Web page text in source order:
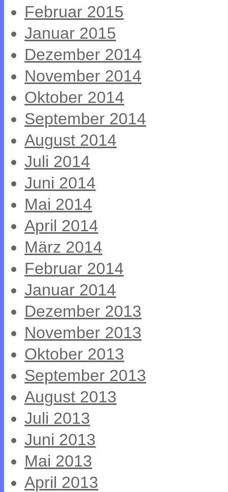
Februar 2015
Januar 2015
Dezember 2014
November 2014
Oktober 2014
September 2014
August 2014
Juli 2014
Juni 2014
Mai 2014
April 2014
März 2014
Februar 2014
Januar 2014
Dezember 2013
November 2013
Oktober 2013
September 2013
August 2013
Juli 2013
Juni 2013
Mai 2013
April 2013